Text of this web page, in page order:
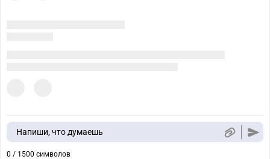
Напиши, что думаешь
0 / 1500 символов